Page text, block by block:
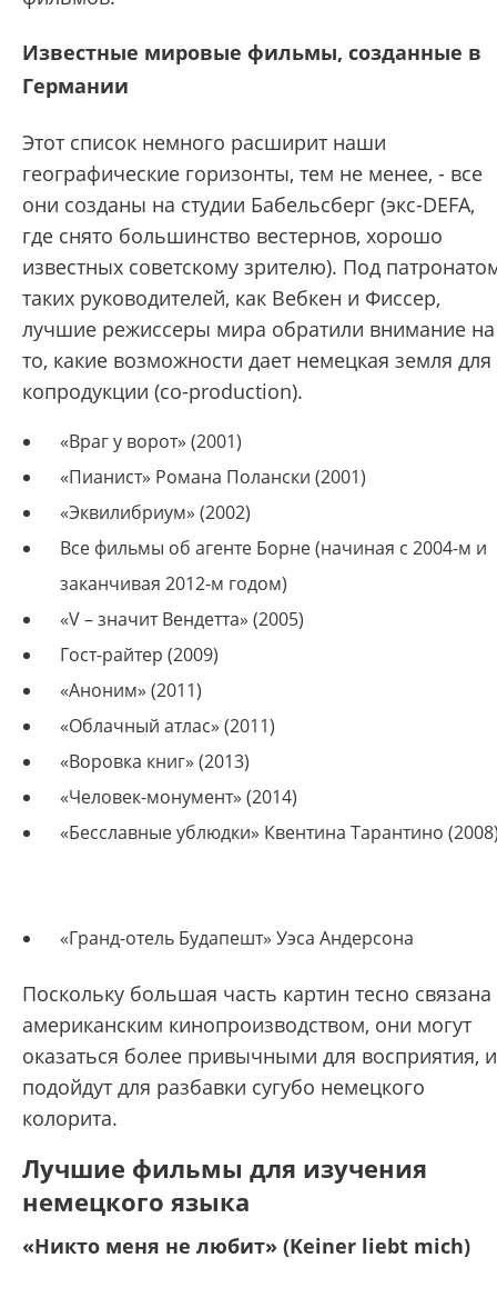
Известные мировые фильмы, созданные в
Германии
Этот список немного расширит наши
географические горизонты, тем не менее, - все
они созданы на студии Бабельсберг (экс-DEFA,
где снято большинство вестернов, хорошо
известных советскому зрителю). Под
таких руководителей, как Вебкен и Фиссер,
лучшие режиссеры мира обратили внимание на
то, какие возможности дает немецкая земля для
копродукции (co-production).
«Враг у ворот» (2001)
«Пианист» Романа Полански (2001)
«Эквилибриум» (2002)
Все фильмы об агенте Борне (начиная с 2004-м и
заканчивая 2012-м годом)
«V – значит Вендетта» (2005)
Гост-райтер (2009)
«Аноним» (2011)
«Облачный атлас» (2011)
«Воровка книг» (2013)
«Человек-монумент» (2014)
«Бесславные ублюдки» Квентина Тарантино
«Гранд-отель Будапешт» Уэса Андерсона
Поскольку большая часть картин тесно связана
американским кинопроизводством, они могут
оказаться более привычными для восприятия, и
подойдут для разбавки сугубо немецкого
колорита.
Лучшие фильмы для изучения
немецкого языка
«Никто меня не любит» (Keiner liebt mich)